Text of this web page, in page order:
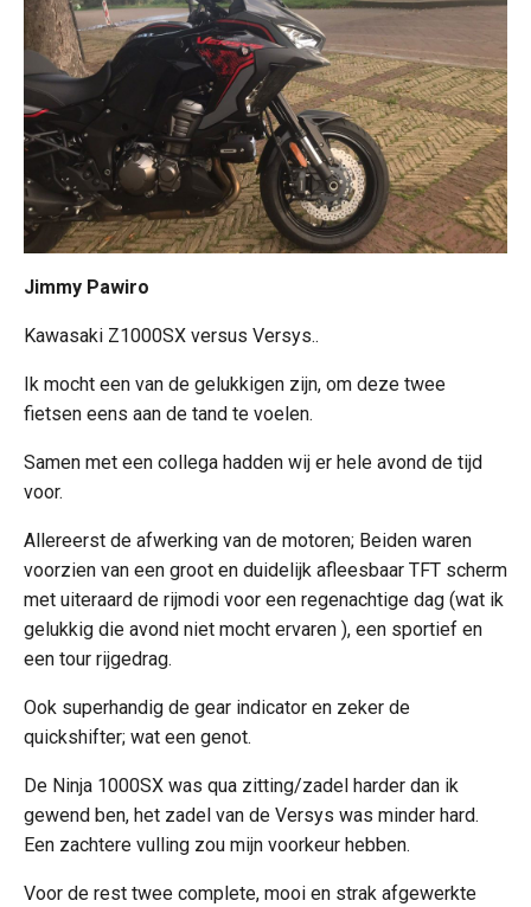
Jimmy Pawiro
Kawasaki Z1000SX versus Versys..
Ik mocht een van de gelukkigen zijn, om deze twee
fietsen eens aan de tand te voelen.
Samen met een collega hadden wij er hele avond de tijd
voor.
Allereerst de afwerking van de motoren; Beiden waren
voorzien van een groot en duidelijk afleesbaar TFT scherm
met uiteraard de rijmodi voor een regenachtige dag (wat ik
gelukkig die avond niet mocht ervaren ), een sportief en
een tour rijgedrag.
Ook superhandig de gear indicator en zeker de
quickshifter; wat een genot.
De Ninja 1000SX was qua zitting/zadel harder dan ik
gewend ben, het zadel van de Versys was minder hard.
Een zachtere vulling zou mijn voorkeur hebben.
Voor de rest twee complete, mooi en strak afgewerkte